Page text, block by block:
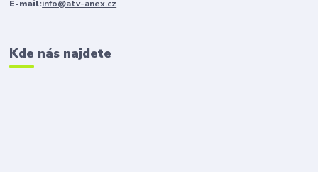
E-mail:info@atv-anex.cz
Kde nás najdete